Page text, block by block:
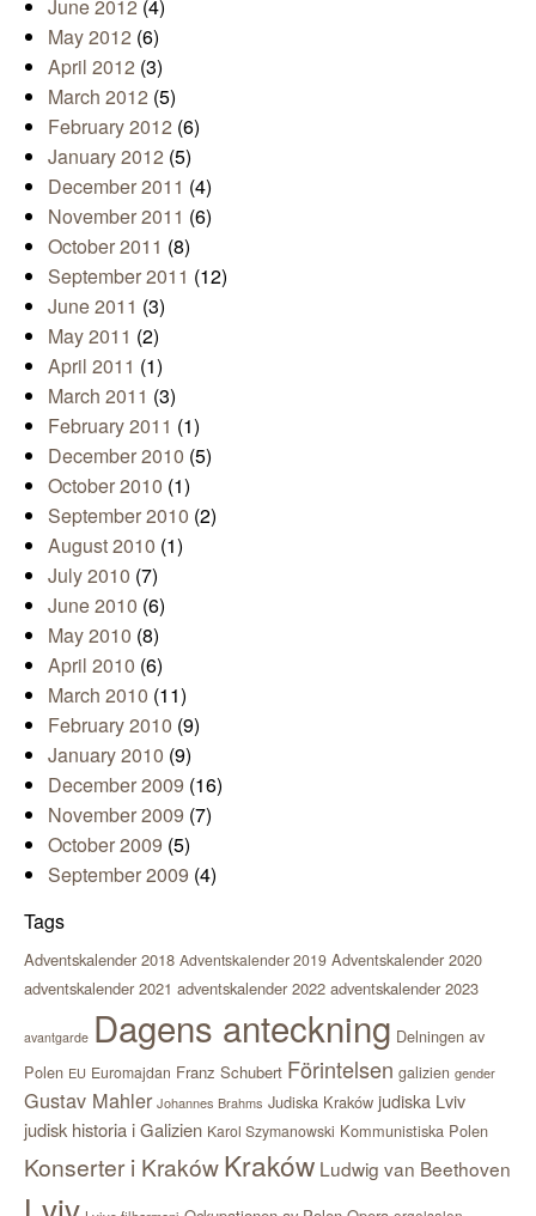
June 2012 (4)
May 2012 (6)
April 2012 (3)
March 2012 (5)
February 2012 (6)
January 2012 (5)
December 2011 (4)
November 2011 (6)
October 2011 (8)
September 2011 (12)
June 2011 (3)
May 2011 (2)
April 2011 (1)
March 2011 (3)
February 2011 (1)
December 2010 (5)
October 2010 (1)
September 2010 (2)
August 2010 (1)
July 2010 (7)
June 2010 (6)
May 2010 (8)
April 2010 (6)
March 2010 (11)
February 2010 (9)
January 2010 (9)
December 2009 (16)
November 2009 (7)
October 2009 (5)
September 2009 (4)
Tags
Adventskalender 2018 Adventskalender 2019 Adventskalender 2020
adventskalender 2021 adventskalender 2022 adventskalender 2023
avantgarde Dagens anteckning Delningen av
Polen EU Euromajdan Franz Schubert Förintelsen galizien gender
Gustav Mahler Johannes Brahms Judiska Kraków judiska Lviv
judisk historia i Galizien Karol Szymanowski Kommunistiska Polen
Konserter i KrakówKraków Ludwig van Beethoven